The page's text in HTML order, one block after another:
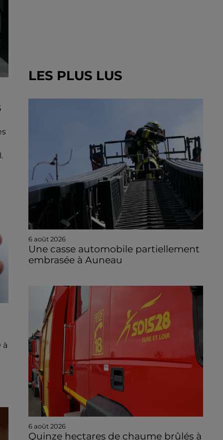
à
LES PLUS LUS
6 août 2026
Une casse automobile partiellement
embrasée à Auneau
6 août 2026
Quinze hectares de chaume brûlés à